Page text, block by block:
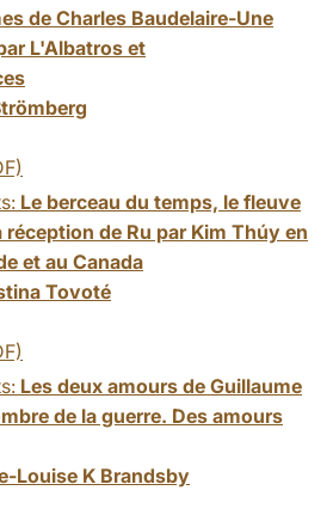
de Charles Baudelaire-Une
L'Albatros et
Le berceau du temps, le fleuve
de Ru par Kim Thúy en
et au Canada
Tovoté
Les deux amours de Guillaume
de la guerre. Des amours
Louise K Brandsby